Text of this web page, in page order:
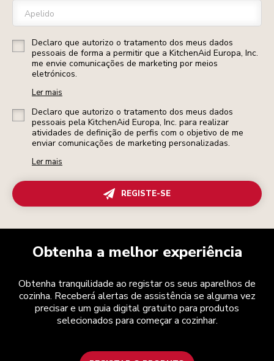
Apelido
Declaro que autorizo o tratamento dos meus dados
pessoais de forma a permitir que a KitchenAid Europa, Inc.
me envie comunicações de marketing por meios
eletrónicos.
Ler mais
Declaro que autorizo o tratamento dos meus dados
pessoais pela KitchenAid Europa, Inc. para realizar
atividades de definição de perfis com o objetivo de me
enviar comunicações de marketing personalizadas.
Ler mais
REGISTE-SE
Obtenha a melhor experiência
Obtenha tranquilidade ao registar os seus aparelhos de
cozinha. Receberá alertas de assistência se alguma vez
precisar e um guia digital gratuito para produtos
selecionados para começar a cozinhar.